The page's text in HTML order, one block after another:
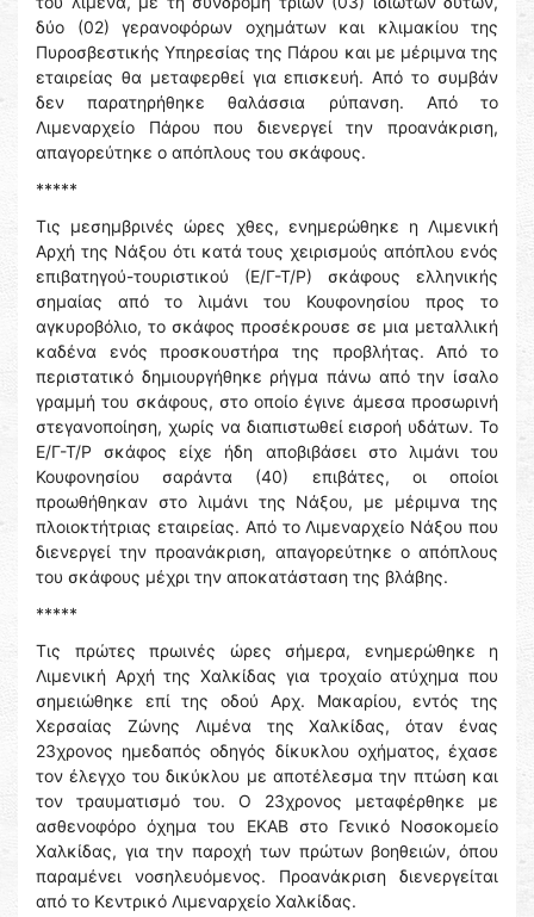
δύο (02) γερανοφόρων οχημάτων και κλιμακίου της
Πυροσβεστικής Υπηρεσίας της Πάρου και με μέριμνα της
εταιρείας θα μεταφερθεί για επισκευή. Από το συμβάν
δεν παρατηρήθηκε θαλάσσια ρύπανση. Από το
Λιμεναρχείο Πάρου που διενεργεί την προανάκριση,
απαγορεύτηκε ο απόπλους του σκάφους.
*****
Τις μεσημβρινές ώρες χθες, ενημερώθηκε η Λιμενική
Αρχή της Νάξου ότι κατά τους χειρισμούς απόπλου ενός
επιβατηγού-τουριστικού (Ε/Γ-Τ/Ρ) σκάφους ελληνικής
σημαίας από το λιμάνι του Κουφονησίου προς το
αγκυροβόλιο, το σκάφος προσέκρουσε σε μια μεταλλική
καδένα ενός προσκουστήρα της προβλήτας. Από το
περιστατικό δημιουργήθηκε ρήγμα πάνω από την ίσαλο
γραμμή του σκάφους, στο οποίο έγινε άμεσα προσωρινή
στεγανοποίηση, χωρίς να διαπιστωθεί εισροή υδάτων. Το
Ε/Γ-Τ/Ρ σκάφος είχε ήδη αποβιβάσει στο λιμάνι του
Κουφονησίου σαράντα (40) επιβάτες, οι οποίοι
προωθήθηκαν στο λιμάνι της Νάξου, με μέριμνα της
πλοιοκτήτριας εταιρείας. Από το Λιμεναρχείο Νάξου που
διενεργεί την προανάκριση, απαγορεύτηκε ο απόπλους
του σκάφους μέχρι την αποκατάσταση της βλάβης.
*****
Τις πρώτες πρωινές ώρες σήμερα, ενημερώθηκε η
Λιμενική Αρχή της Χαλκίδας για τροχαίο ατύχημα που
σημειώθηκε επί της οδού Αρχ. Μακαρίου, εντός της
Χερσαίας Ζώνης Λιμένα της Χαλκίδας, όταν ένας
23χρονος ημεδαπός οδηγός δίκυκλου οχήματος, έχασε
τον έλεγχο του δικύκλου με αποτέλεσμα την πτώση και
τον τραυματισμό του. Ο 23χρονος μεταφέρθηκε με
ασθενοφόρο όχημα του ΕΚΑΒ στο Γενικό Νοσοκομείο
Χαλκίδας, για την παροχή των πρώτων βοηθειών, όπου
παραμένει νοσηλευόμενος. Προανάκριση διενεργείται
από το Κεντρικό Λιμεναρχείο Χαλκίδας.